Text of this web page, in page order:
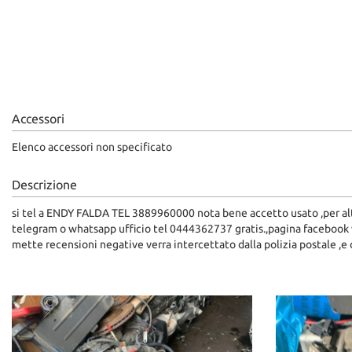
Accessori
Elenco accessori non specificato
Descrizione
si tel a ENDY FALDA TEL 3889960000 nota bene accetto usato
telegram o whatsapp ufficio tel 0444362737 gratis.,pagina
mette recensioni negative verra intercettato dalla polizia postale
cookie
policy.
e
le
tue
scelte
momento.